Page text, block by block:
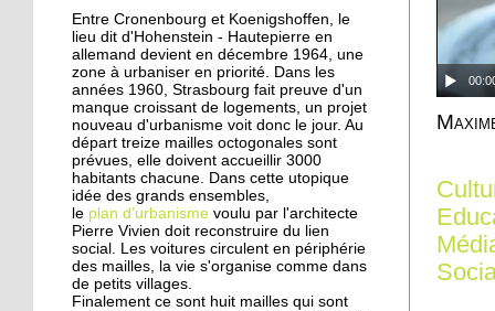
Hautepierre au cœur d'un
jeu vidéo
29 septembre 2016
Les jeunes de Hautepierre
au micro de Radio caddie
25 septembre 2015
La rentrée virevoletante
des Migrateurs
25 septembre 2015
Entre Cronenbourg et Koenigshoffen, le
lieu dit d'Hohenstein - Hautepierre en
allemand devient en décembre 1964, une
zone à urbaniser en priorité. Dans les
années 1960, Strasbourg fait preuve d'un
manque croissant de logements, un projet
nouveau d'urbanisme voit donc le jour. Au
départ treize mailles octogonales sont
prévues, elle doivent accueillir 3000
habitants chacune. Dans cette utopique
idée des grands ensembles,
le plan d'urbanisme voulu par l'architecte
Pierre Vivien doit reconstruire du lien
social. Les voitures circulent en périphérie
des mailles, la vie s'organise comme dans
de petits villages.
Finalement ce sont huit mailles qui sont